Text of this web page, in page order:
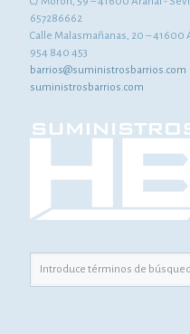
657286662
Calle Malasmañanas, 20 – 41600
954 840 453
barrios@suministrosbarrios.com
suministrosbarrios.com